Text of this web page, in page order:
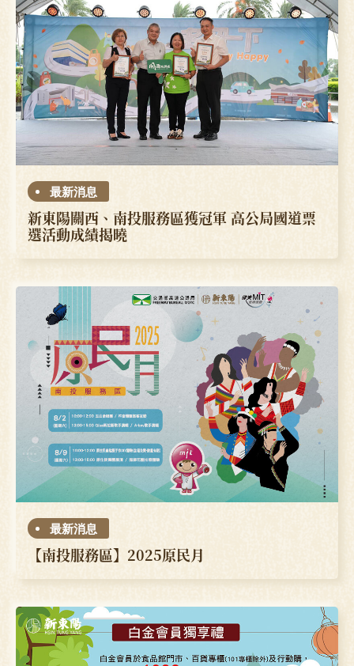
最新消息
新東陽關西、南投服務區獲冠軍 高公局國道票
選活動成績揭曉
最新消息
【南投服務區】2025原民月